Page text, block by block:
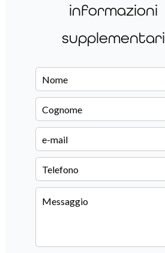
informazioni
supplementari